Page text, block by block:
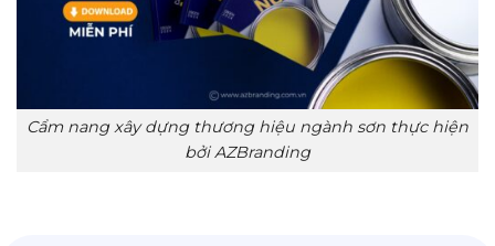
Cẩm nang xây dựng thương hiệu ngành sơn thực hiện
bởi AZBranding